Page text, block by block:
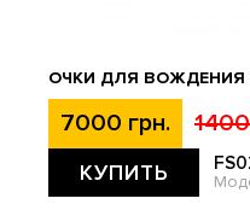
ОЧКИ ДЛЯ ВОЖДЕНИЯ
7000 грн.
КУПИТЬ